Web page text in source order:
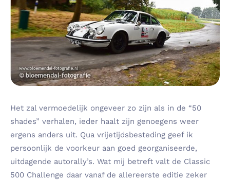
Het zal vermoedelijk ongeveer zo zijn als in de “50
shades” verhalen, ieder haalt zijn genoegens weer
ergens anders uit. Qua vrijetijdsbesteding geef ik
persoonlijk de voorkeur aan goed georganiseerde,
uitdagende autorally’s. Wat mij betreft valt de Classic
500 Challenge daar vanaf de allereerste editie zeker